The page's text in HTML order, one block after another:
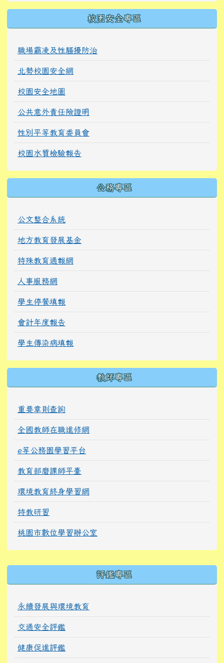
校園安全專區
職場霸凌及性騷擾防治
北勢校園安全網
校園安全地圖
公共意外責任險證明
性別平等教育委員會
校園水質檢驗報告
公務專區
公文整合系統
地方教育發展基金
特殊教育通報網
人事服務網
學生停餐填報
會計年度報告
學生傳染病填報
教師專區
重要章則查詢
全國教師在職進修網
e等公務園學習平台
教育部磨課師平臺
環境教育終身學習網
特教研習
桃園市數位學習辦公室
評鑑專區
永續發展與環境教育
交通安全評鑑
健康促進評鑑